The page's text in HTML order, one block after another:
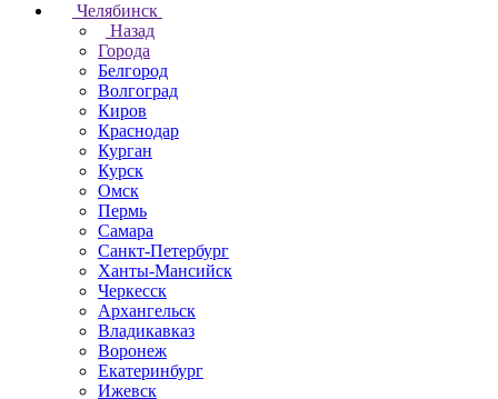
Челябинск
Назад
Города
Белгород
Волгоград
Киров
Краснодар
Курган
Курск
Омск
Пермь
Самара
Санкт-Петербург
Ханты-Мансийск
Черкесск
Архангельск
Владикавказ
Воронеж
Екатеринбург
Ижевск